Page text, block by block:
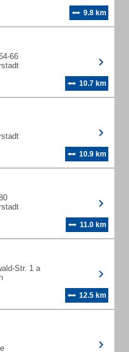
9.8 km
66
10.7 km
10.9 km
11.0 km
Str. 1 a
12.5 km